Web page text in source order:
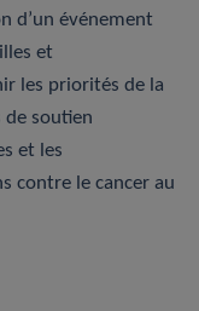
d’un événement
et
les priorités de la
soutien
et les
contre le cancer au